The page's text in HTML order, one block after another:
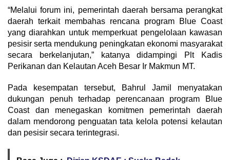
“Melalui forum ini, pemerintah daerah bersama perangkat
daerah terkait membahas rencana program Blue Coast
yang diarahkan untuk memperkuat pengelolaan kawasan
pesisir serta mendukung peningkatan ekonomi masyarakat
secara berkelanjutan,” katanya didampingi Plt Kadis
Perikanan dan Kelautan Aceh Besar Ir Makmun MT.
Pada kesempatan tersebut, Bahrul Jamil menyatakan
dukungan penuh terhadap perencanaan program Blue
Coast dan menegaskan komitmen pemerintah daerah
dalam mendorong penguatan tata kelola potensi kelautan
dan pesisir secara terintegrasi.